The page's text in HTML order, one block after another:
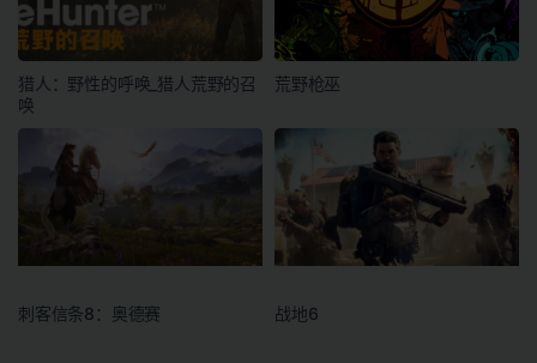
猎人：野性的呼唤_猎人荒野的召
唤
荒野枪巫
刺客信条8：奥德赛 战地6